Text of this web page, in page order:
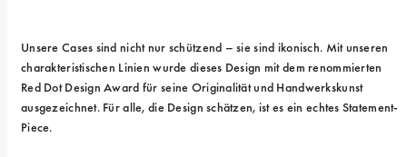
Unsere Cases sind nicht nur schützend – sie sind ikonisch. Mit unseren
charakteristischen Linien wurde dieses Design mit dem renommierten
Red Dot Design Award für seine Originalität und Handwerkskunst
ausgezeichnet. Für alle, die Design schätzen, ist es ein echtes Statement-
Piece.